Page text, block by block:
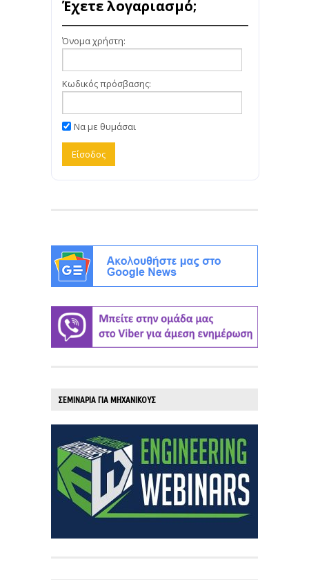
Έχετε λογαριασμό;
Όνομα χρήστη:
Κωδικός πρόσβασης:
Να με θυμάσαι
ΣΕΜΙΝΑΡΙΑ ΓΙΑ ΜΗΧΑΝΙΚΟΥΣ